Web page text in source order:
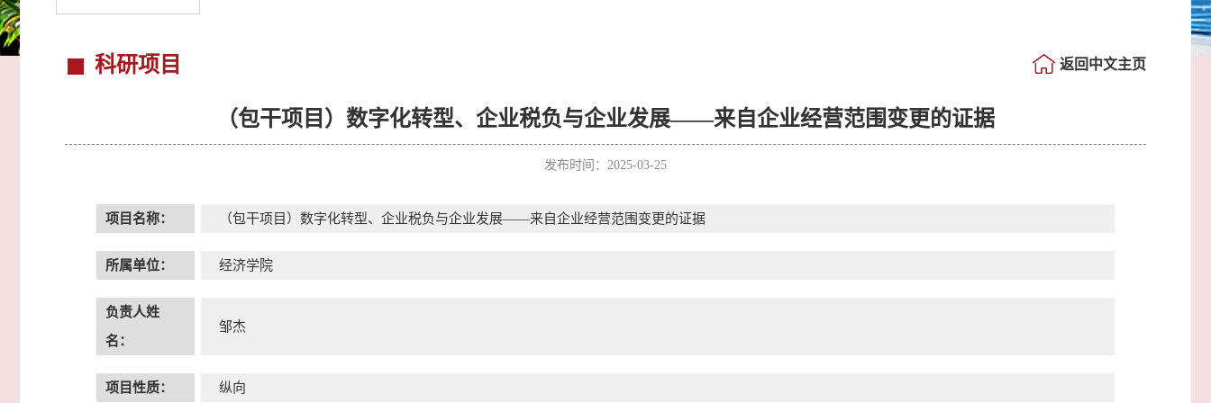
科研项目 返回中文主页
（包干项目）数字化转型、企业税负与企业发展——来自企业经营范围变更的证据
发布时间：2025-03-25
项目名称： （包干项目）数字化转型、企业税负与企业发展——来自企业经营范围变更的证据
所属单位： 经济学院
负责人姓
名：
邹杰
项目性质： 纵向